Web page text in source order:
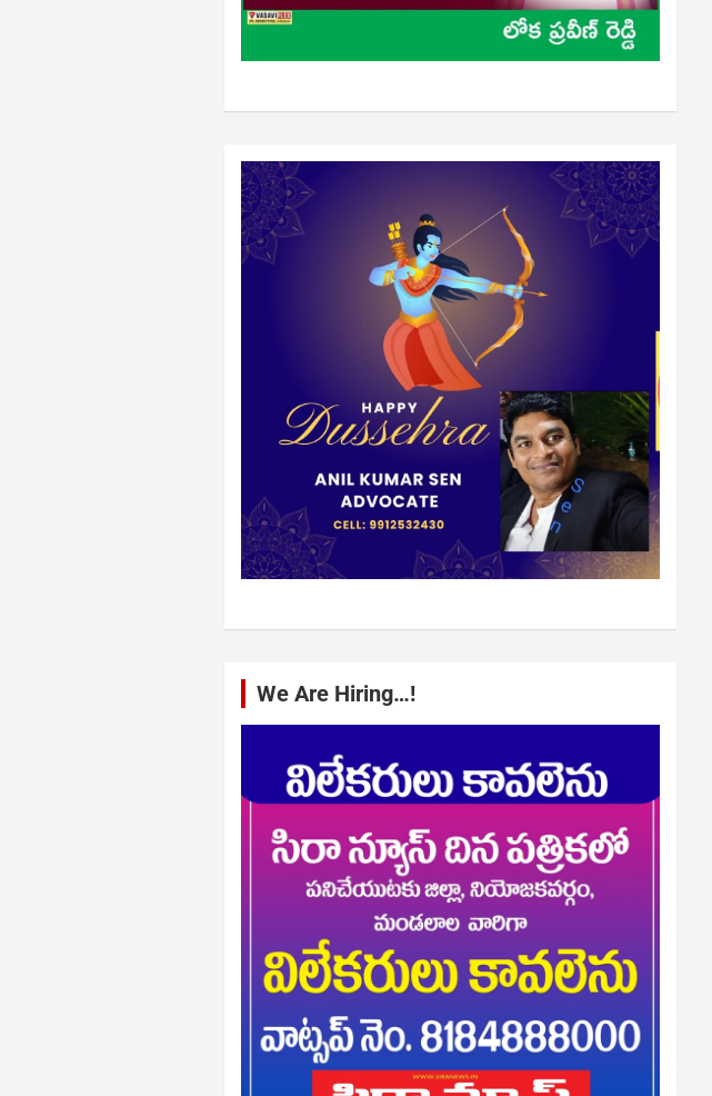
We Are Hiring…!